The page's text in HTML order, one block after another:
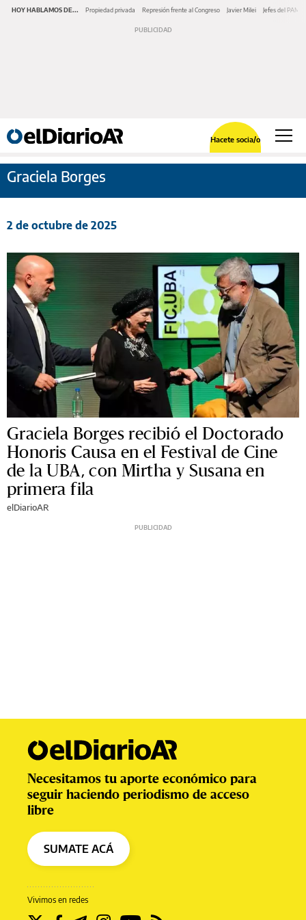
HOY HABLAMOS DE... Propiedad privada Represión frente al Congreso Javier Milei Jefes del PAMI
Hacete socia/o
Graciela Borges
2 de octubre de 2025
Graciela Borges recibió el Doctorado
Honoris Causa en el Festival de Cine
de la UBA, con Mirtha y Susana en
primera fila
elDiarioAR
Vivimos en redes
Necesitamos tu aporte económico para
seguir haciendo periodismo de acceso
libre
SUMATE ACÁ